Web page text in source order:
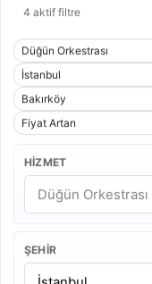
4 aktif filtre
Düğün Orkestrası
İstanbul
Bakırköy
Fiyat Artan
HIZMET
ŞEHIR
davul,
orkestrası
enerjisini ve
Düğün
yapısına,
ulaşım
göre değişir.
kompakt
otel balo
sistemi ve
Düğün